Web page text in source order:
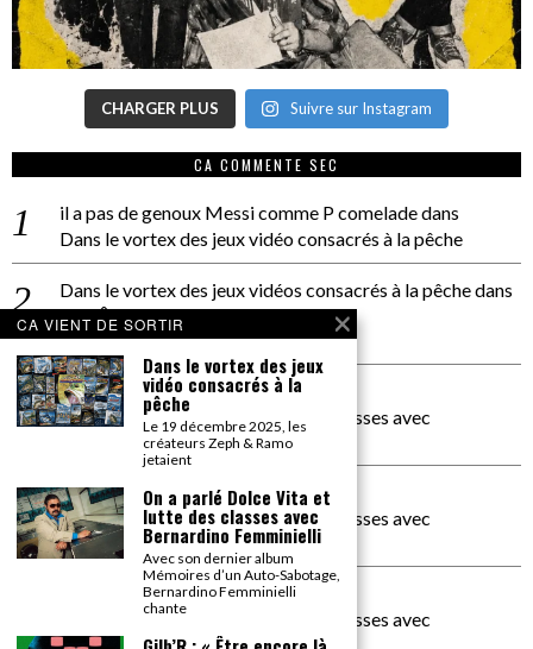
CHARGER PLUS Suivre sur Instagram
CA COMMENTE SEC
il a pas de genoux Messi comme P comeladedans
Dans le vortex des jeux vidéo consacrés à la pêche
Dans le vortex des jeux vidéos consacrés à la pêchedans
PACÔME THIELLEMENT
La séance d’Hip Gnose
La Patrie
dans
On a parlé Dolce Vita et lutte des classes avec
Bernardino Femminielli
carte noire negra à l'o tiededans
On a parlé Dolce Vita et lutte des classes avec
Bernardino Femminielli
moise et son mascarédans
On a parlé Dolce Vita et lutte des classes avec
Bernardino Femminielli
CA VIENT DE SORTIR
Dans le vortex des jeux
vidéo consacrés à la
pêche
Le 19 décembre 2025, les
créateurs Zeph & Ramo
jetaient
On a parlé Dolce Vita et
lutte des classes avec
Bernardino Femminielli
Avec son dernier album
Mémoires d’un Auto-Sabotage,
Bernardino Femminielli
chante